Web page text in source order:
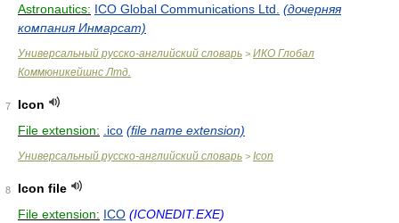
Astronautics: ICO Global Communications Ltd. (дочерняя
компания Инмарсат)
Универсальный русско-английский словарь > ИКО Глобал
Коммюникейшнс Лтд.
7
Icon
File extension:
.ico (file name extension)
Универсальный русско-английский словарь > Icon
8
Icon file
File extension: ICO (ICONEDIT.EXE)